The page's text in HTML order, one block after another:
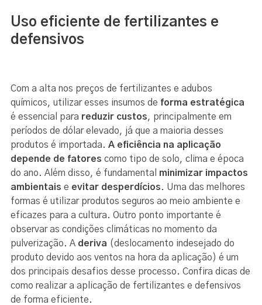
Uso eficiente de fertilizantes e
defensivos
Com a alta nos preços de fertilizantes e adubos
químicos, utilizar esses insumos de forma estratégica
é essencial para reduzir custos, principalmente em
períodos de dólar elevado, já que a maioria desses
produtos é importada. A eficiência na aplicação
depende de fatores como tipo de solo, clima e época
do ano. Além disso, é fundamental minimizar impactos
ambientais e evitar desperdícios. Uma das melhores
formas é utilizar produtos seguros ao meio ambiente e
eficazes para a cultura. Outro ponto importante é
observar as condições climáticas no momento da
pulverização. A deriva (deslocamento indesejado do
produto devido aos ventos na hora da aplicação) é um
dos principais desafios desse processo. Confira dicas de
como realizar a aplicação de fertilizantes e defensivos
de forma eficiente.